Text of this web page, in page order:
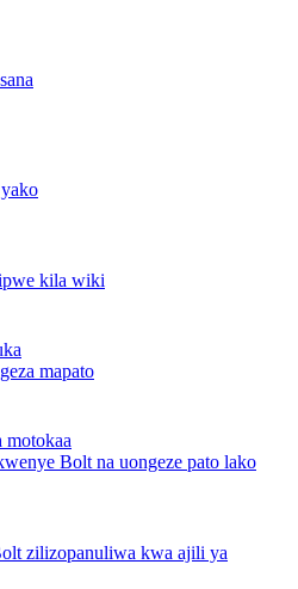
kila wiki
mapato
Bolt na uongeze pato lako
zilizopanuliwa kwa ajili ya